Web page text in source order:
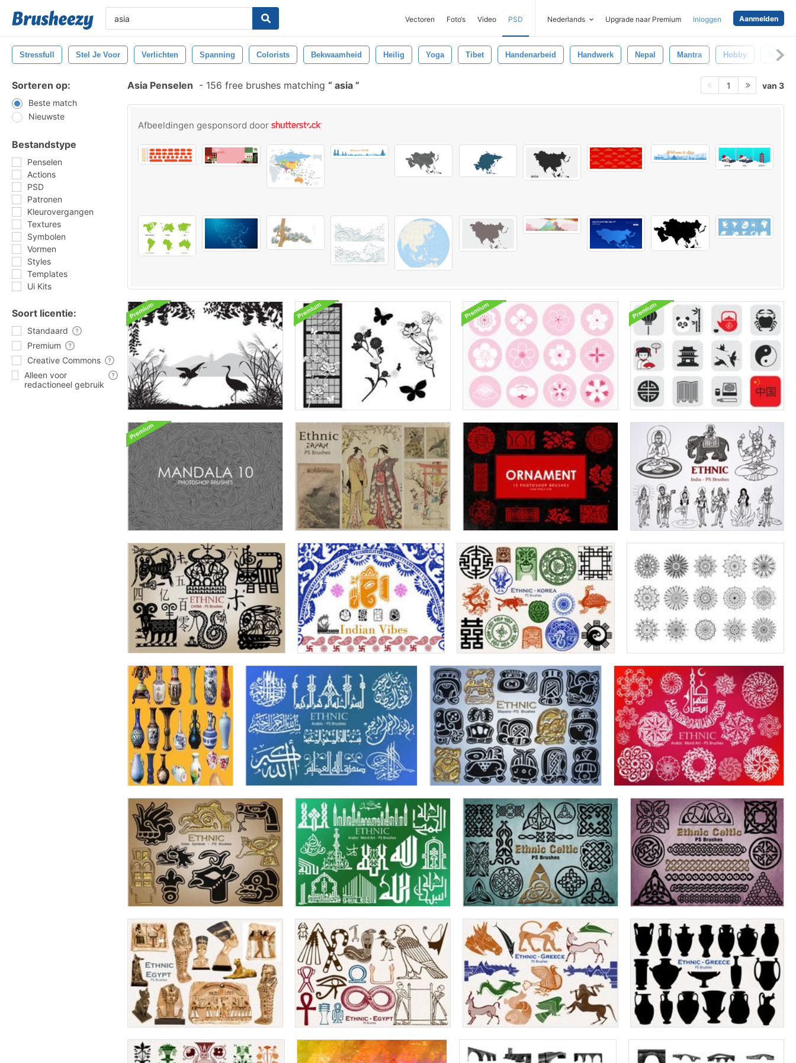
Vectoren Foto‘s Video PSD Nederlands Upgrade naar Premium Inloggen Aanmelden
Stressfull Stel Je Voor Verlichten Spanning Colorists Bekwaamheid Heilig Yoga Tibet Handenarbeid Handwerk Nepal Mantra Hobby
Sorteren op:
Beste match
Nieuwste
Bestandstype
Penselen
Actions
PSD
Patronen
Kleurovergangen
Textures
Symbolen
Vormen
Styles
Templates
Ui Kits
Soort licentie:
Standaard
Premium
Creative Commons
Alleen voor
redactioneel gebruik
Asia Penselen - 156 free brushes matching asia 1 van 3
Afbeeldingen gesponsord door